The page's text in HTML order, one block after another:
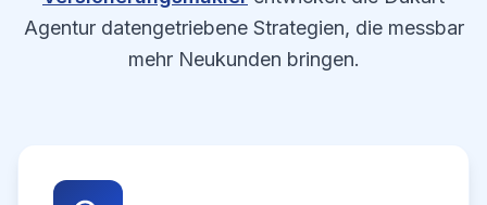
Agentur datengetriebene Strategien, die messbar
mehr Neukunden bringen.